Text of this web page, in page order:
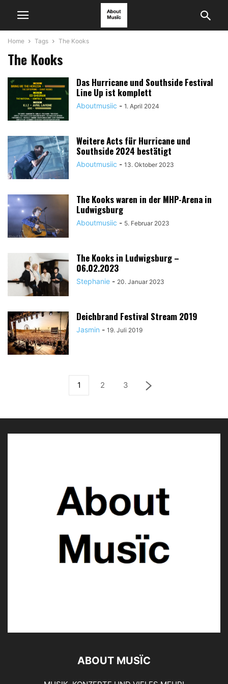
Home Tags The Kooks
The Kooks
Das Hurricane und Southside Festival
Line Up ist komplett
Aboutmusiic - 1. April 2024
Weitere Acts für Hurricane und
Southside 2024 bestätigt
Aboutmusiic - 13. Oktober 2023
The Kooks waren in der MHP-Arena in
Ludwigsburg
Aboutmusiic - 5. Februar 2023
The Kooks in Ludwigsburg –
06.02.2023
Stephanie - 20. Januar 2023
Deichbrand Festival Stream 2019
Jasmin - 19. Juli 2019
1 2 3
ABOUT MUSÏC